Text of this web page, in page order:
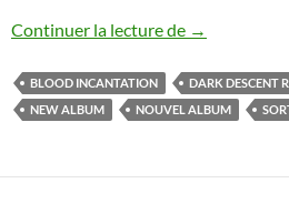
Continuer la lecture de Sortie du
→
BLOOD INCANTATION DARK DESCENT
NEW ALBUM
NOUVEL ALBUM